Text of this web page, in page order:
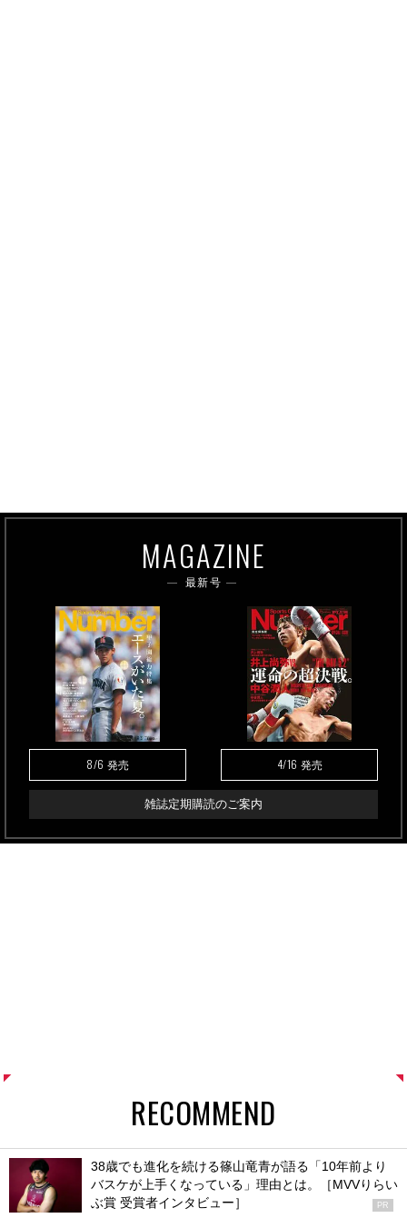
MAGAZINE
最新号
8/6 発売 4/16 発売
雑誌定期購読のご案内
RECOMMEND
38歳でも進化を続ける篠山竜青が語る「10年前より
バスケが上手くなっている」理由とは。［MVVりらい
ぶ賞 受賞者インタビュー］
PR